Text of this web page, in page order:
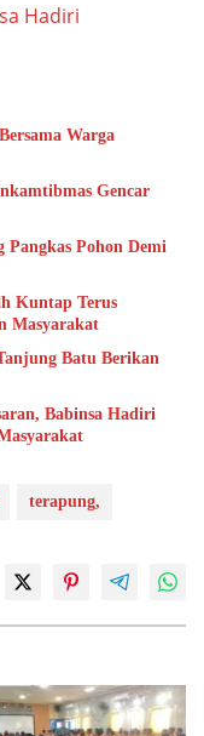
Hadiri
Warga
Gencar
Pangkas Pohon Demi
Kuntap Terus
Masyarakat
Batu Berikan
Babinsa Hadiri
terapung,